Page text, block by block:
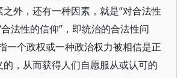
外，还有一种因素，就是“对合法性
法性的信仰”，即统治的合法性问
一个政权或一种政治权力被相信是正
的，从而获得人们自愿服从或认可的